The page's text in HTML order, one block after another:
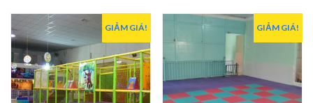
GIẢM GIÁ! GIẢM GIÁ!